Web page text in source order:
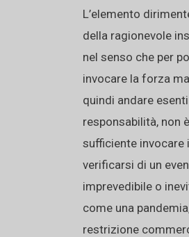
L’elemento
della ragionevole
nel senso che per
invocare la forza
quindi andare
responsabilità, non è
sufficiente invocare
verificarsi di un
imprevedibile o
come una
restrizione